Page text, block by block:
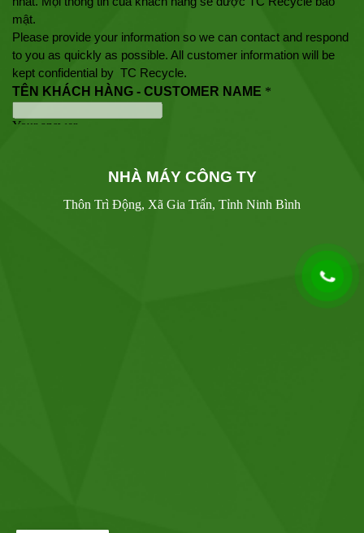
NHÀ MÁY CÔNG TY
Thôn Trì Động, Xã Gia Trấn, Tỉnh Ninh Bình